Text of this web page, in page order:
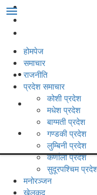
होमपेज
समाचार
राजनीति
प्रदेश समाचार
कोशी प्रदेश
मधेश प्रदेश
बाग्मती प्रदेश
गण्डकी प्रदेश
लुम्बिनी प्रदेश
कर्णाली प्रदेश
सुदूरपश्‍चिम
मनोरञ्‍जन
खेलकुद
menu